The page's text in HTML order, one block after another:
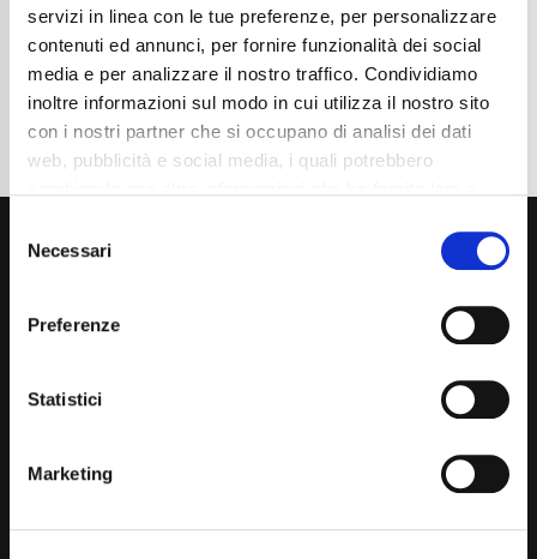
servizi in linea con le tue preferenze, per personalizzare
contenuti ed annunci, per fornire funzionalità dei social
media e per analizzare il nostro traffico. Condividiamo
inoltre informazioni sul modo in cui utilizza il nostro sito
con i nostri partner che si occupano di analisi dei dati
web, pubblicità e social media, i quali potrebbero
mera chiusura del banner non comporta l’accettazione
tutti” o selezionando le diverse categorie di cookies
Selection
Necessari
Preferenze
Statistici
Marketing
Dettaglio
info@carspecialist.eu